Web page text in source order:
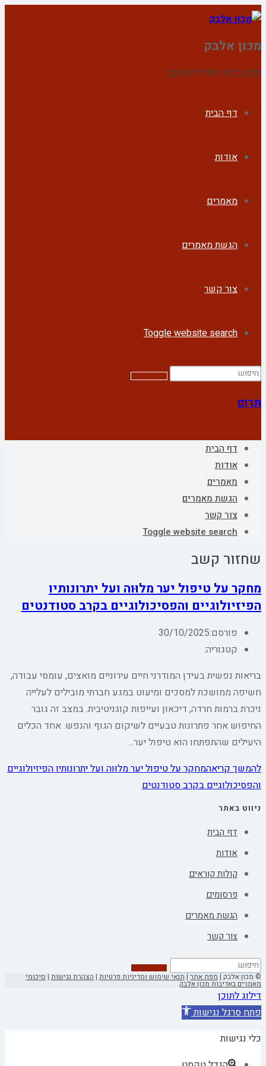
מכון אלבק
מכון בלתי תלוי למחקר
דף הבית
אודות
מאמרים
הגשת מאמרים
צור קשר
Toggle website search
תרום
דף הבית
אודות
מאמרים
הגשת מאמרים
צור קשר
Toggle website search
שחזור קשב
מחקר על טיפול יער מלוּוה ועל יתרונותיו
הפיזיולוגיים והפסיכולוגיים בקרב סטודנטים
פורסם:30/10/2025
קטגוריה:
בריאות נפשית בעידן המודרני חיים עירוניים מואצים, עומסי עבודה,
חשיפה ממושכת למסכים ומיעוט במגע חברתי מובילים לעלייה
ניכרת ברמות חרדה, דיכאון ועייפות קוגניטיבית. במצב זה גובר
החיפוש אחר פתרונות טבעיים לשיקום הגוף והנפש. אחד הכלים
היעילים שהתפתחו הוא טיפול יער…
להמשך קריאהמחקר על טיפול יער מלוּוה ועל יתרונותיו הפיזיולוגיים
והפסיכולוגיים בקרב סטודנטים
ניווט באתר
דף הבית
אודות
קולות קוראים
פרסומים
הגשת מאמרים
צור קשר
© מכון אלבק |מפת אתר|תנאי שימוש ומדיניות פרטיות | הצהרת נגישות | סיכומי
מאמרים באדיבות מכון אלבק
דילוג לתוכן
פתח סרגל נגישות
כלי נגישות